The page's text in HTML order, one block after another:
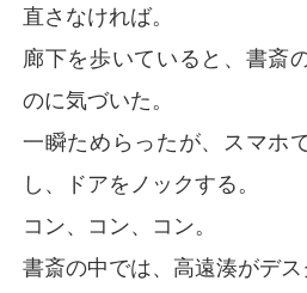
直さなければ。
廊下を歩いていると、書斎
のに気づいた。
一瞬ためらったが、スマホ
し、ドアをノックする。
コン、コン、コン。
書斎の中では、高遠湊がデス